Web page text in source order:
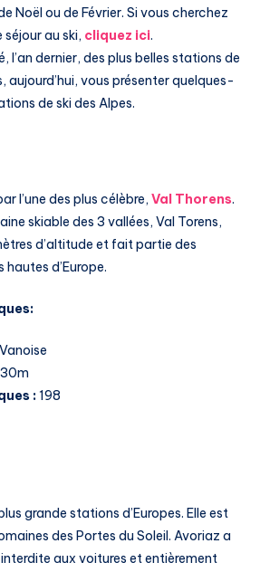
Noël ou de Février. Si vous cherchez
au ski, cliquez ici.
l’an dernier, des plus belles stations de
aujourd’hui, vous présenter quelques-
de ski des Alpes.
l’une des plus célèbre, Val Thorens.
skiable des 3 vallées, Val Torens,
d’altitude et fait partie des
d’Europe.
:198
grande stations d’Europes. Elle est
des Portes du Soleil. Avoriaz a
aux voitures et entièrement